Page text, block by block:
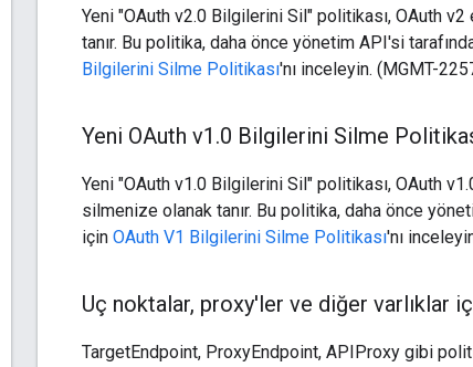
Yeni "OAuth v2.0 Bilgilerini Sil" politikası, OAuth
tanır. Bu politika, daha önce yönetim API'si
Bilgilerini Silme Politikası'nı inceleyin. (MGMT-
Yeni OAuth v1 .0 Bilgilerini Silme
Yeni "OAuth v1.0 Bilgilerini Sil" politikası, OAuth
silmenize olanak tanır. Bu politika, daha önce
için OAuth V1 Bilgilerini Silme Politikası'nı
Uç noktalar, proxy'ler ve diğer varlıklar
TargetEndpoint, ProxyEndpoint, APIProxy gibi